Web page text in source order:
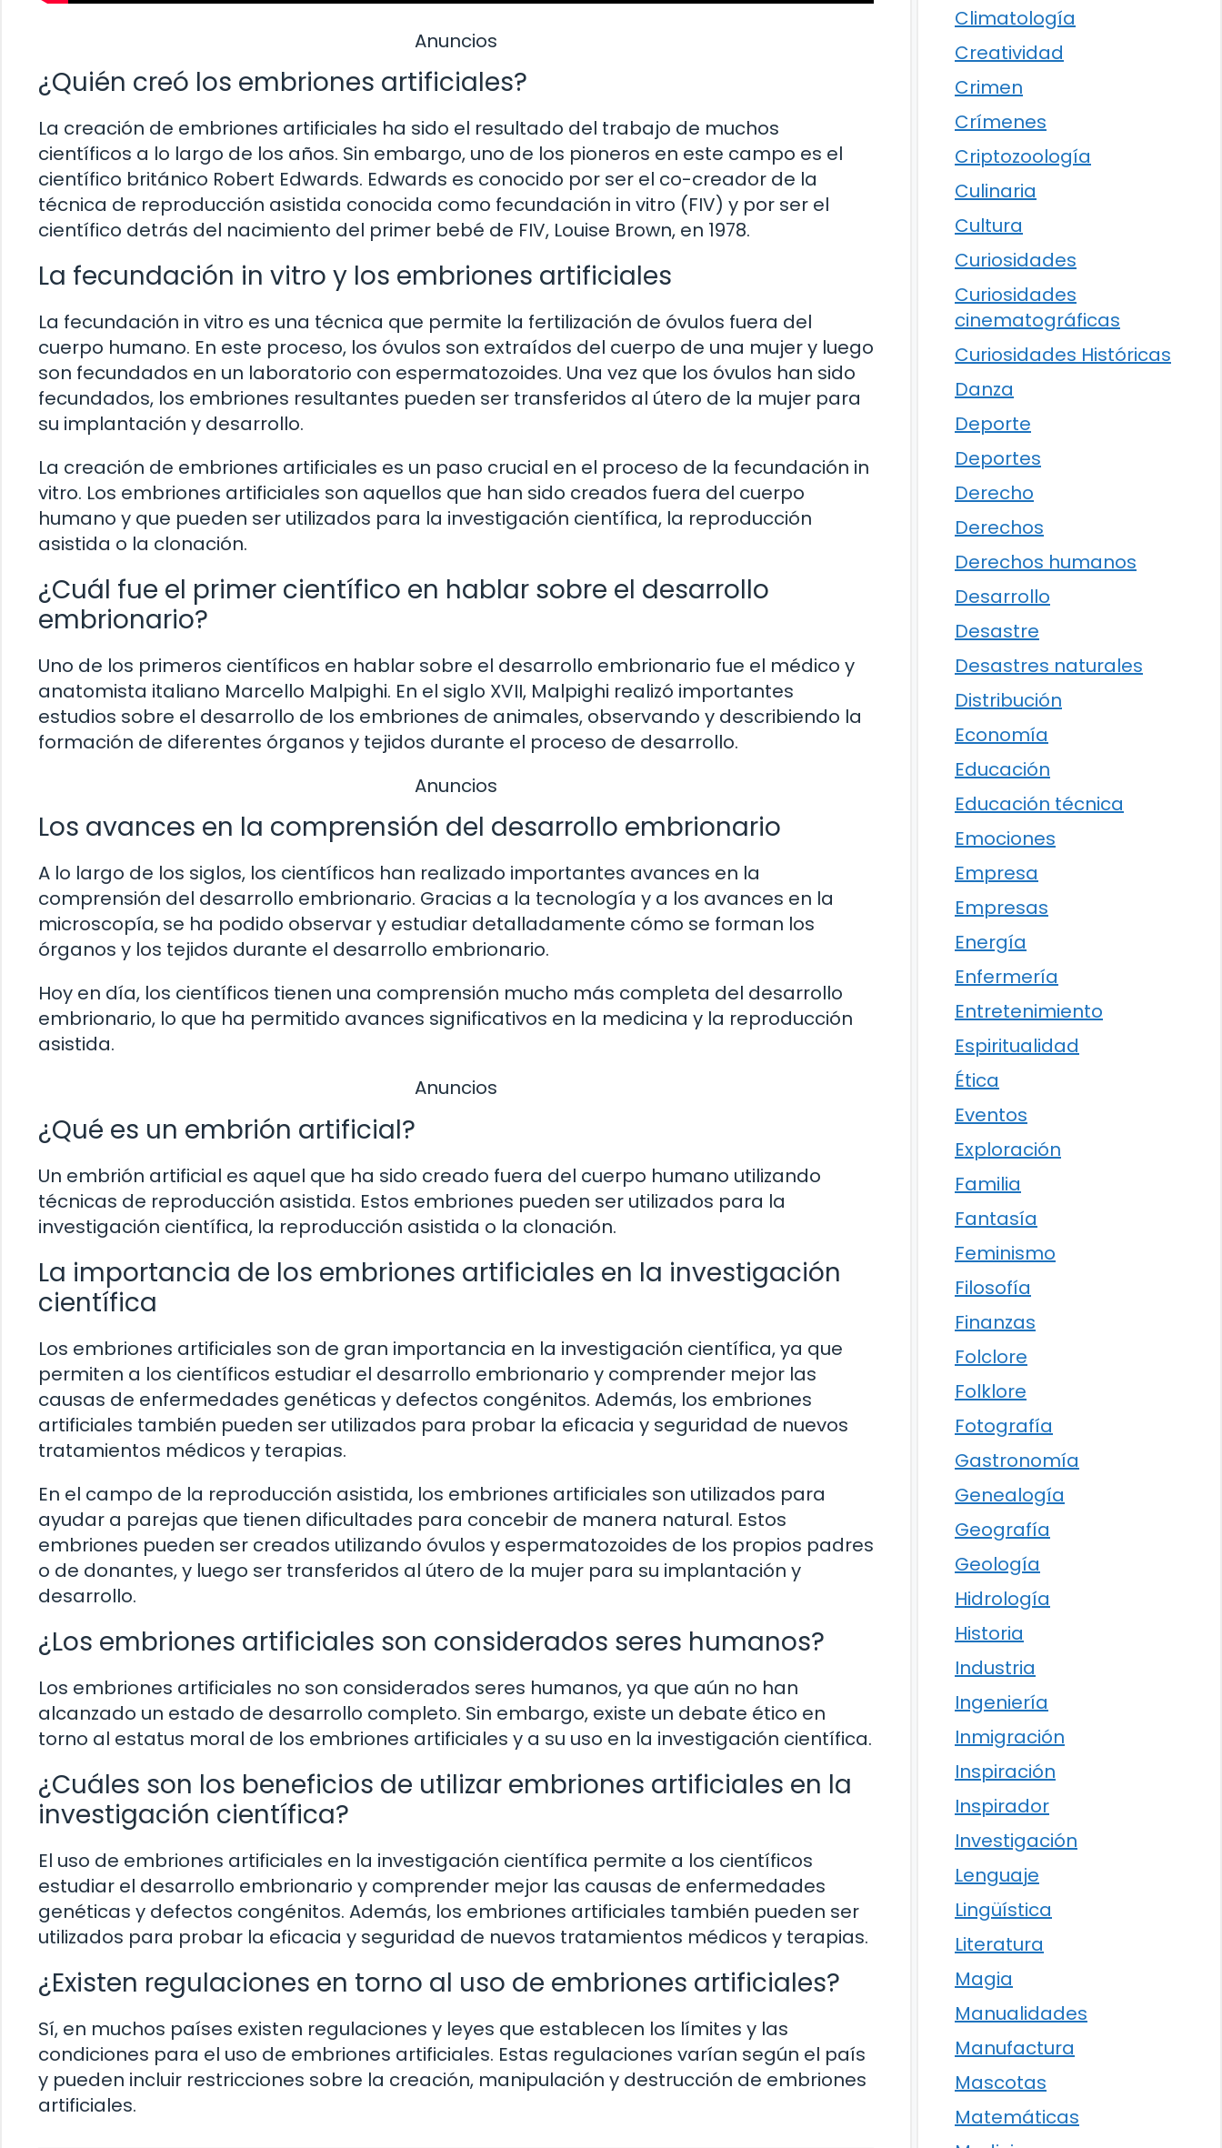
Anuncios
¿Quién creó los embriones artificiales?
La creación de embriones artificiales ha sido el resultado del trabajo de muchos
científicos a lo largo de los años. Sin embargo, uno de los pioneros en este campo es el
científico británico Robert Edwards. Edwards es conocido por ser el co-creador de la
técnica de reproducción asistida conocida como fecundación in vitro (FIV) y por ser el
científico detrás del nacimiento del primer bebé de FIV, Louise Brown, en 1978.
La fecundación in vitro y los embriones artificiales
La fecundación in vitro es una técnica que permite la fertilización de óvulos fuera del
cuerpo humano. En este proceso, los óvulos son extraídos del cuerpo de una mujer y luego
son fecundados en un laboratorio con espermatozoides. Una vez que los óvulos han sido
fecundados, los embriones resultantes pueden ser transferidos al útero de la mujer para
su implantación y desarrollo.
La creación de embriones artificiales es un paso crucial en el proceso de la fecundación in
vitro. Los embriones artificiales son aquellos que han sido creados fuera del cuerpo
humano y que pueden ser utilizados para la investigación científica, la reproducción
asistida o la clonación.
¿Cuál fue el primer científico en hablar sobre el desarrollo
embrionario?
Uno de los primeros científicos en hablar sobre el desarrollo embrionario fue el médico y
anatomista italiano Marcello Malpighi. En el siglo XVII, Malpighi realizó importantes
estudios sobre el desarrollo de los embriones de animales, observando y describiendo la
formación de diferentes órganos y tejidos durante el proceso de desarrollo.
Anuncios
Los avances en la comprensión del desarrollo embrionario
A lo largo de los siglos, los científicos han realizado importantes avances en la
comprensión del desarrollo embrionario. Gracias a la tecnología y a los avances en la
microscopía, se ha podido observar y estudiar detalladamente cómo se forman los
órganos y los tejidos durante el desarrollo embrionario.
Hoy en día, los científicos tienen una comprensión mucho más completa del desarrollo
embrionario, lo que ha permitido avances significativos en la medicina y la reproducción
asistida.
Anuncios
¿Qué es un embrión artificial?
Un embrión artificial es aquel que ha sido creado fuera del cuerpo humano utilizando
técnicas de reproducción asistida. Estos embriones pueden ser utilizados para la
investigación científica, la reproducción asistida o la clonación.
La importancia de los embriones artificiales en la investigación
científica
Los embriones artificiales son de gran importancia en la investigación científica, ya que
permiten a los científicos estudiar el desarrollo embrionario y comprender mejor las
causas de enfermedades genéticas y defectos congénitos. Además, los embriones
artificiales también pueden ser utilizados para probar la eficacia y seguridad de nuevos
tratamientos médicos y terapias.
En el campo de la reproducción asistida, los embriones artificiales son utilizados para
ayudar a parejas que tienen dificultades para concebir de manera natural. Estos
embriones pueden ser creados utilizando óvulos y espermatozoides de los propios padres
o de donantes, y luego ser transferidos al útero de la mujer para su implantación y
desarrollo.
¿Los embriones artificiales son considerados seres humanos?
Los embriones artificiales no son considerados seres humanos, ya que aún no han
alcanzado un estado de desarrollo completo. Sin embargo, existe un debate ético en
torno al estatus moral de los embriones artificiales y a su uso en la investigación científica.
¿Cuáles son los beneficios de utilizar embriones artificiales en la
investigación científica?
El uso de embriones artificiales en la investigación científica permite a los científicos
estudiar el desarrollo embrionario y comprender mejor las causas de enfermedades
genéticas y defectos congénitos. Además, los embriones artificiales también pueden ser
utilizados para probar la eficacia y seguridad de nuevos tratamientos médicos y terapias.
¿Existen regulaciones en torno al uso de embriones artificiales?
Sí, en muchos países existen regulaciones y leyes que establecen los límites y las
condiciones para el uso de embriones artificiales. Estas regulaciones varían según el país
y pueden incluir restricciones sobre la creación, manipulación y destrucción de embriones
artificiales.
Climatología
Creatividad
Crimen
Crímenes
Criptozoología
Culinaria
Cultura
Curiosidades
Curiosidades
cinematográficas
Curiosidades Históricas
Danza
Deporte
Deportes
Derecho
Derechos
Derechos humanos
Desarrollo
Desastre
Desastres naturales
Distribución
Economía
Educación
Educación técnica
Emociones
Empresa
Empresas
Energía
Enfermería
Entretenimiento
Espiritualidad
Ética
Eventos
Exploración
Familia
Fantasía
Feminismo
Filosofía
Finanzas
Folclore
Folklore
Fotografía
Gastronomía
Genealogía
Geografía
Geología
Hidrología
Historia
Industria
Ingeniería
Inmigración
Inspiración
Inspirador
Investigación
Lenguaje
Lingüística
Literatura
Magia
Manualidades
Manufactura
Mascotas
Matemáticas